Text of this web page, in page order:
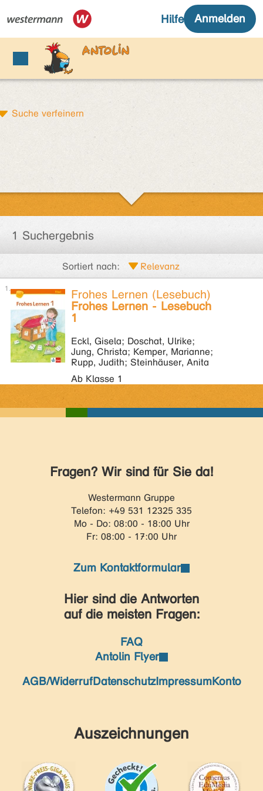
Suche verfeinern
1 Suchergebnis
Sortiert nach:
Frohes Lernen (Lesebuch)
Frohes Lernen - Lesebuch
1
Eckl, Gisela; Doschat, Ulrike;
Jung, Christa; Kemper, Marianne;
Rupp, Judith; Steinhäuser, Anita
Ab Klasse 1